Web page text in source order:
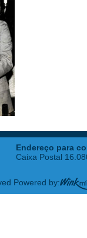
Endereço para
Caixa Postal
Powered by: